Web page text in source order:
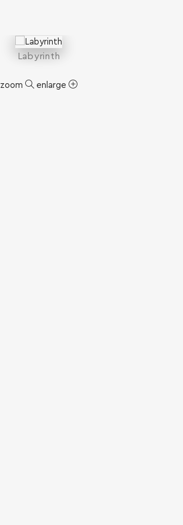
Labyrinth
zoom enlarge